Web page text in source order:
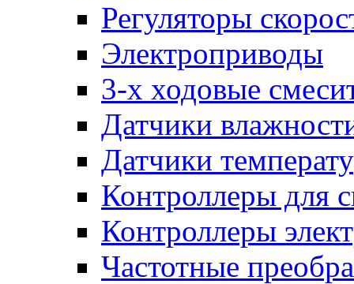
Регуляторы
Электроприводы
3-х ходовые
Датчики
Датчики
Контроллеры для
Контроллеры
Частотные